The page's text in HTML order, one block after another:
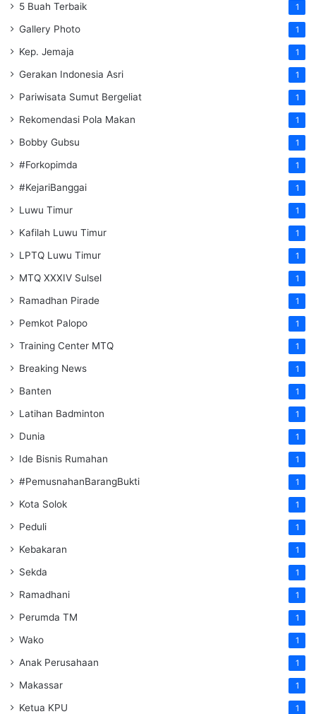
5 Buah Terbaik 1
Gallery Photo 1
Kep. Jemaja 1
Gerakan Indonesia Asri 1
Pariwisata Sumut Bergeliat 1
Rekomendasi Pola Makan 1
Bobby Gubsu 1
#Forkopimda 1
#KejariBanggai 1
Luwu Timur 1
Kafilah Luwu Timur 1
LPTQ Luwu Timur 1
MTQ XXXIV Sulsel 1
Ramadhan Pirade 1
Pemkot Palopo 1
Training Center MTQ 1
Breaking News 1
Banten 1
Latihan Badminton 1
Dunia 1
Ide Bisnis Rumahan 1
#PemusnahanBarangBukti 1
Kota Solok 1
Peduli 1
Kebakaran 1
Sekda 1
Ramadhani 1
Perumda TM 1
Wako 1
Anak Perusahaan 1
Makassar 1
Ketua KPU 1